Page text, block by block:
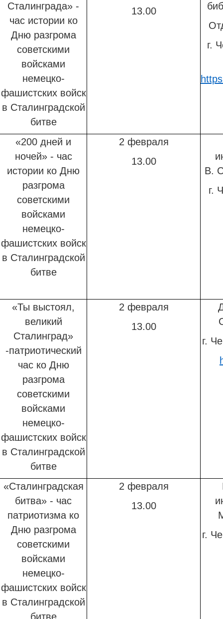
Сталинграда» -
час истории ко
Дню разгрома
советскими
войсками
немецко-
фашистских войск
в Сталинградской
битве
13.00
г.
«200 дней и
ночей» - час
истории ко Дню
разгрома
советскими
войсками
немецко-
фашистских войск
в Сталинградской
битве
2 февраля
13.00
В.
г.
«Ты выстоял,
великий
Сталинград»
-патриотический
час ко Дню
разгрома
советскими
войсками
немецко-
фашистских войск
в Сталинградской
битве
2 февраля
13.00
г.
«Сталинградская
битва» - час
патриотизма ко
Дню разгрома
советскими
войсками
немецко-
фашистских войск
в Сталинградской
битве
2 февраля
13.00
г.